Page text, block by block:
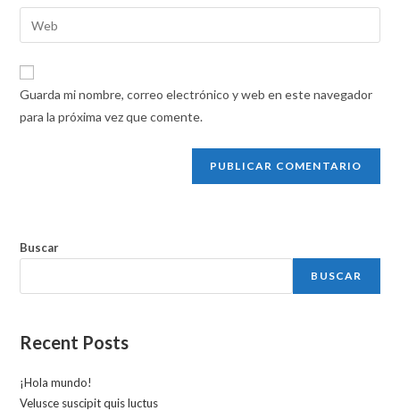
de
usuario
para
comentar
dirección
de
electrónico
para
comentar
la
URL
de
Guarda mi nombre, correo electrónico y web en este navegador
para la próxima vez que comente.
Buscar
BUSCAR
Recent Posts
¡Hola mundo!
Velusce suscipit quis luctus